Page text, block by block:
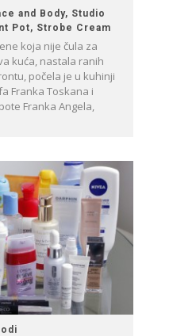
and Body, Studio
Pot, Strobe Cream
koja nije čula za
kuća, nastala ranih
počela je u kuhinji
Franka Toskana i
Franka Angela,